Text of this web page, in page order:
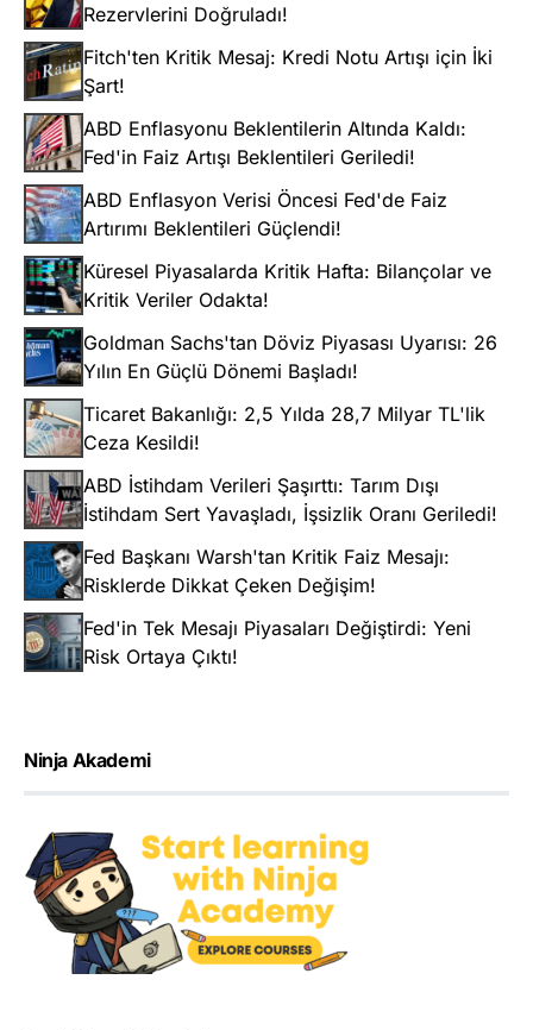
Rezervlerini Doğruladı!
Fitch'ten Kritik Mesaj: Kredi Notu Artışı için İki
Şart!
ABD Enflasyonu Beklentilerin Altında Kaldı:
Fed'in Faiz Artışı Beklentileri Geriledi!
ABD Enflasyon Verisi Öncesi Fed'de Faiz
Artırımı Beklentileri Güçlendi!
Küresel Piyasalarda Kritik Hafta: Bilançolar ve
Kritik Veriler Odakta!
Goldman Sachs'tan Döviz Piyasası Uyarısı: 26
Yılın En Güçlü Dönemi Başladı!
Ticaret Bakanlığı: 2,5 Yılda 28,7 Milyar TL'lik
Ceza Kesildi!
ABD İstihdam Verileri Şaşırttı: Tarım Dışı
İstihdam Sert Yavaşladı, İşsizlik Oranı Geriledi!
Fed Başkanı Warsh'tan Kritik Faiz Mesajı:
Risklerde Dikkat Çeken Değişim!
Fed'in Tek Mesajı Piyasaları Değiştirdi: Yeni
Risk Ortaya Çıktı!
Ninja Akademi